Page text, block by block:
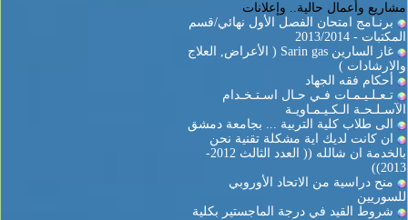
مشاريع وأعمال حالية.. وإعلانات
برنـامج امتحان الفصل الأول نهائي/قسم
المكتبات - 2013/2014
غاز السارين Sarin gas ( الأعراض, العلاج
والارشادات )
أحكام فقه الجهاد
تـعـلـيـمـات فـي حـال اسـتـخـدام
الآسـلـحـة الـكـيـمـاويـة
الى طلاب كلية التربية ... بجامعة دمشق
ان كانت لديك اية مشكلة تقنية نحن
بالخدمة ان شالله (( العدد الثالث 2012-
2013))
منح دراسية من الاتحاد الأوروبي
للسوريين
شروط القيد في درجة الماجستير بكلية